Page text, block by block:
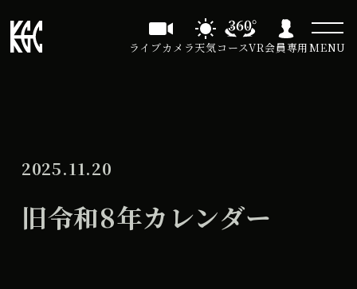
ライブカメラ天気コースVR会員専用MENU
2025.11.20
旧令和8年カレンダー